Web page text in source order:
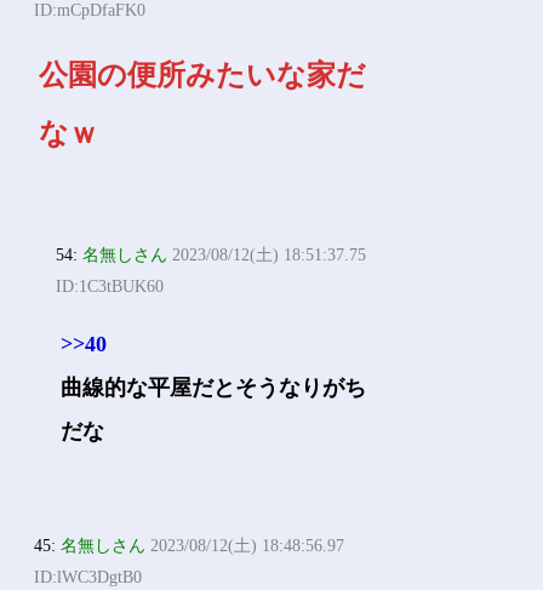
ID:mCpDfaFK0
公園の便所みたいな家だ
なｗ
54:名無しさん 2023/08/12(土) 18:51:37.75
ID:1C3tBUK60
>>40
曲線的な平屋だとそうなりがち
だな
45:名無しさん 2023/08/12(土) 18:48:56.97
ID:lWC3DgtB0